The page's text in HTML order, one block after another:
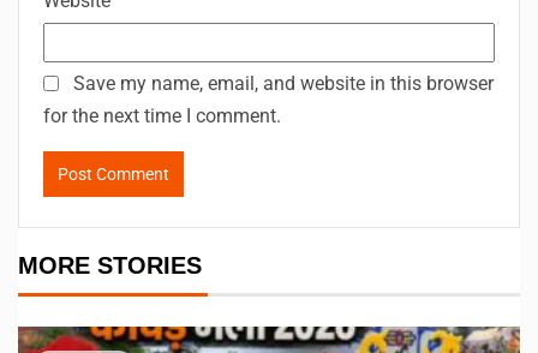
Save my name, email, and website in this browser
for the next time I comment.
MORE STORIES